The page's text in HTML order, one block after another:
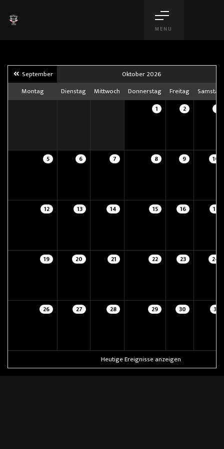
MENU
September
Oktober 2026
Montag
Dienstag Mittwoch Donnerstag Freitag Samstag
1 2
5 6 7 8 9 10
12 13 14 15 16 17
19 20 21 22 23 24
26 27 28 29 30 31
Heutige Ereignisse anzeigen